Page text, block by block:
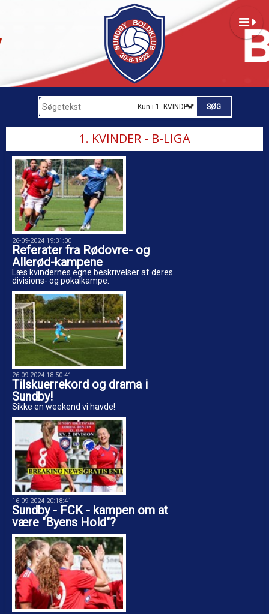
Kun i 1. KVINDER - B-LIGA
1. KVINDER - B-LIGA
26-09-2024 19:31:00
Referater fra Rødovre- og
Allerød-kampene
Læs kvindernes egne beskrivelser af deres
divisions- og pokalkampe.
26-09-2024 18:50:41
Tilskuerrekord og drama i
Sundby!
Sikke en weekend vi havde!
16-09-2024 20:18:41
Sundby - FCK - kampen om at
være "Byens Hold"?